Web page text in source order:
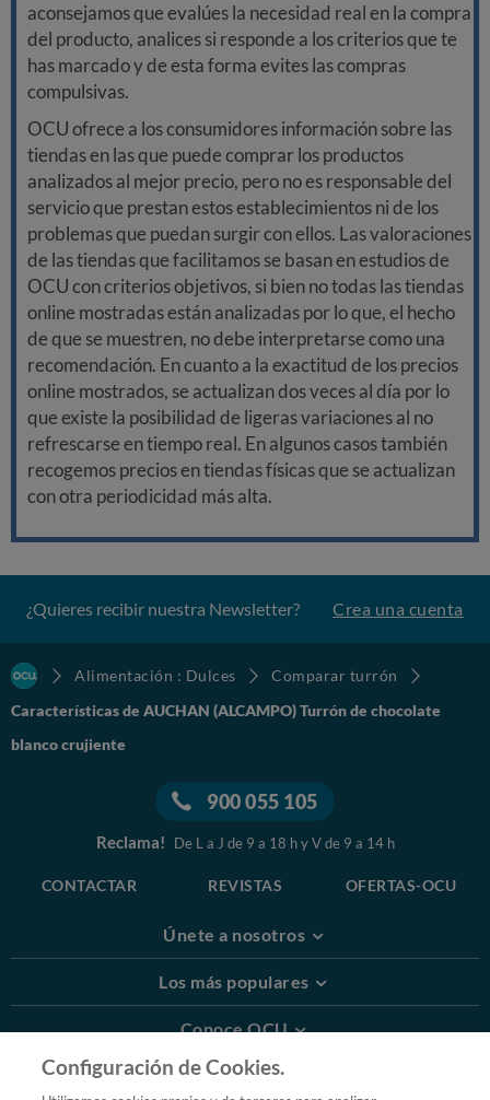
aconsejamos que evalúes la necesidad real en la compra
del producto, analices si responde a los criterios que te
has marcado y de esta forma evites las compras
compulsivas.
OCU ofrece a los consumidores información sobre las
tiendas en las que puede comprar los productos
analizados al mejor precio, pero no es responsable del
servicio que prestan estos establecimientos ni de los
problemas que puedan surgir con ellos. Las valoraciones
de las tiendas que facilitamos se basan en estudios de
OCU con criterios objetivos, si bien no todas las tiendas
online mostradas están analizadas por lo que, el hecho
de que se muestren, no debe interpretarse como una
recomendación. En cuanto a la exactitud de los precios
online mostrados, se actualizan dos veces al día por lo
que existe la posibilidad de ligeras variaciones al no
refrescarse en tiempo real. En algunos casos también
recogemos precios en tiendas físicas que se actualizan
con otra periodicidad más alta.
¿Quieres recibir nuestra Newsletter? Crea una cuenta
Alimentación : Dulces
Comparar turrón
Características de AUCHAN (ALCAMPO) Turrón de chocolate
blanco crujiente
900 055 105
Reclama! De L a J de 9 a 18 h y V de 9 a 14 h
CONTACTAR REVISTAS OFERTAS-OCU
Únete a nosotros
Los más populares
Conoce OCU
Más Información
Configuración de Cookies.